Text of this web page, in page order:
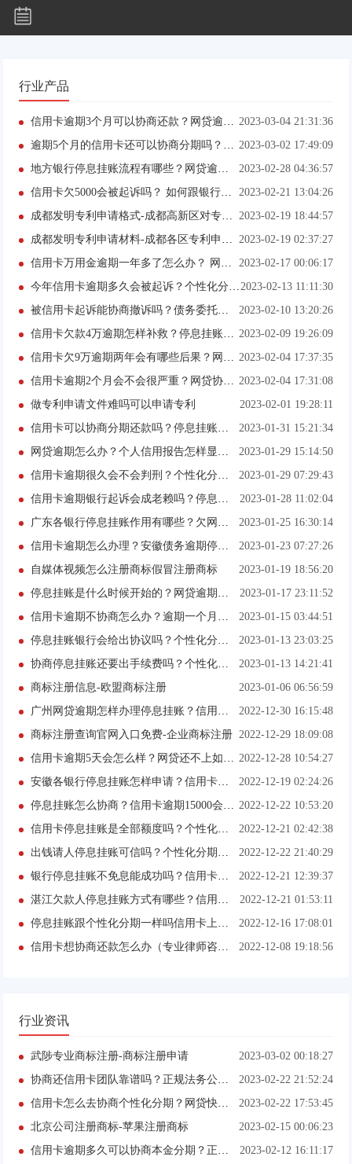
行业产品
2023-03-04 21:31:36
信用卡逾期3个月可以协商还款？网贷逾期收到12368立案通知怎么处理？
2023-03-02 17:49:09
逾期5个月的信用卡还可以协商分期吗？个性化分期对征信的危害有哪些？
2023-02-28 04:36:57
地方银行停息挂账流程有哪些？网贷逾期协商还款可以吗？
2023-02-21 13:04:26
信用卡欠5000会被起诉吗？ 如何跟银行协商停息挂账?
2023-02-19 18:44:57
成都发明专利申请格式-成都高新区对专利申请
2023-02-19 02:37:27
成都发明专利申请材料-成都各区专利申请流程（2023最新更新）
2023-02-17 00:06:17
信用卡万用金逾期一年多了怎么办？ 网贷逾期被起诉后会影响找工作吗?
2023-02-13 11:11:30
今年信用卡逾期多久会被起诉？个性化分期一定要提供材料吗？
2023-02-10 13:20:26
被信用卡起诉能协商撤诉吗？债务委托停息挂账真的吗？
2023-02-09 19:26:09
信用卡欠款4万逾期怎样补救？停息挂账分期后可以一次还清吗？
2023-02-04 17:37:35
信用卡欠9万逾期两年会有哪些后果？网贷逾期最坏的打算有哪些？
2023-02-04 17:31:08
信用卡逾期2个月会不会很严重？网贷协商还款的公司可靠吗？
2023-02-01 19:28:11
做专利申请文件难吗可以申请专利
2023-01-31 15:21:34
信用卡可以协商分期还款吗？停息挂账以后都是黑户吗？
2023-01-29 15:14:50
网贷逾期怎么办？个人信用报告怎样显示信用卡逾期？
2023-01-29 07:29:43
信用卡逾期很久会不会判刑？个性化分期算逾期吗？
2023-01-28 11:02:04
信用卡逾期银行起诉会成老赖吗？停息挂账去哪里办理？
2023-01-25 16:30:14
广东各银行停息挂账作用有哪些？欠网贷还不上会坐牢吗？
2023-01-23 07:27:26
信用卡逾期怎么办理？安徽债务逾期停息挂账协商方法有哪些？
2023-01-19 18:56:20
自媒体视频怎么注册商标假冒注册商标
2023-01-17 23:11:52
停息挂账是什么时候开始的？网贷逾期的后果到底有多严重？
2023-01-15 03:44:51
信用卡逾期不协商怎么办？逾期一个月可以办理停息挂账吗？
2023-01-13 23:03:25
停息挂账银行会给出协议吗？个性化分期的法律依据是什么？
2023-01-13 14:21:41
协商停息挂账还要出手续费吗？个性化分期还有利息吗？
2023-01-06 06:56:59
商标注册信息-欧盟商标注册
2022-12-30 16:15:48
广州网贷逾期怎样办理停息挂账？信用卡逾期一万多起诉后果有哪些？
2022-12-29 18:09:08
商标注册查询官网入口免费-企业商标注册
2022-12-28 10:54:27
信用卡逾期5天会怎么样？网贷还不上如何做延期？
2022-12-19 02:24:26
安徽各银行停息挂账怎样申请？信用卡经常逾期的补救方法有哪些？
2022-12-22 10:53:20
停息挂账怎么协商？信用卡逾期15000会被起诉吗？
2022-12-21 02:42:38
信用卡停息挂账是全部额度吗？个性化分期怎么谈？
2022-12-22 21:40:29
出钱请人停息挂账可信吗？个性化分期申请条件有哪些？
2022-12-21 12:39:37
银行停息挂账不免息能成功吗？信用卡逾期三个月怎么处理？
2022-12-21 01:53:11
湛江欠款人停息挂账方式有哪些？信用卡逾期三个月怎么处理？
2022-12-16 17:08:01
停息挂账跟个性化分期一样吗信用卡上逾期怎么办
2022-12-08 19:18:56
信用卡想协商还款怎么办（专业律师咨询）
行业资讯
2023-03-02 00:18:27
武陟专业商标注册-商标注册申请
2023-02-22 21:52:24
协商还信用卡团队靠谱吗？正规法务公司处理网贷可信吗？
2023-02-22 17:53:45
信用卡怎么去协商个性化分期？网贷快逾期了没钱还怎么办？
2023-02-15 00:06:23
北京公司注册商标-苹果注册商标
2023-02-12 16:11:17
信用卡逾期多久可以协商本金分期？正规法务公司处理网贷流程是什么？